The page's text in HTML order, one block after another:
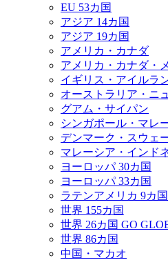
EU 53カ国
アジア 14カ国
アジア 19カ国
アメリカ・カナダ
アメリカ・カナダ・
イギリス・アイルラ
オーストラリア・ニ
グアム・サイパン
シンガポール・マレ
デンマーク・スウェ
マレーシア・インド
ヨーロッパ 30カ国
ヨーロッパ 33カ国
ラテンアメリカ 9カ国
世界 155カ国
世界 26カ国 GO
世界 86カ国
中国・マカオ